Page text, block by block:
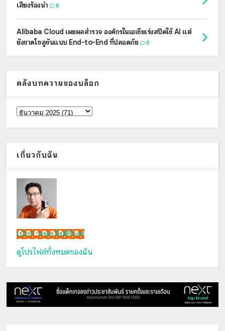
เสียงร้องนำ
0
Alibaba Cloud เผยผลสำรวจ องค์กรในเอเชียเร่งสปีดใช้ AI แต่
ยังขาดโซลูชันแบบ End-to-End ที่ปลอดภัย
0
คลังบทความของบล็อก
เกี่ยวกับฉัน
เน็กซ์ วรพล ลิ่มศิริวงศ์
ดูโปรไฟล์ทั้งหมดของฉัน